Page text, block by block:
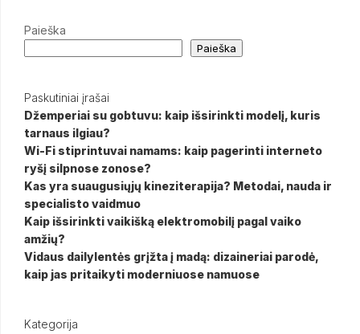
Paieška
Paieška
Paskutiniai įrašai
Džemperiai su gobtuvu: kaip išsirinkti modelį, kuris
tarnaus ilgiau?
Wi-Fi stiprintuvai namams: kaip pagerinti interneto
ryšį silpnose zonose?
Kas yra suaugusiųjų kineziterapija? Metodai, nauda ir
specialisto vaidmuo
Kaip išsirinkti vaikišką elektromobilį pagal vaiko
amžių?
Vidaus dailylentės grįžta į madą: dizaineriai parodė,
kaip jas pritaikyti moderniuose namuose
Kategorija